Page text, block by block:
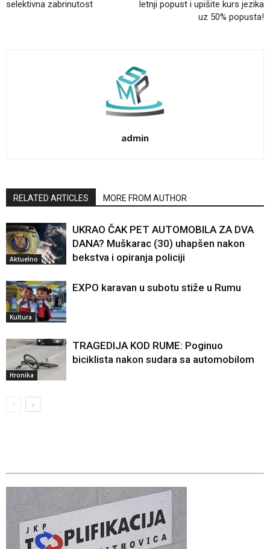
selektivna zabrinutost
letnji popust i upišite kurs jezika
uz 50% popusta!
admin
RELATED ARTICLES MORE FROM AUTHOR
Aktuelno
UKRAO ČAK PET AUTOMOBILA ZA DVA
DANA? Muškarac (30) uhapšen nakon
bekstva i opiranja policiji
Kultura
EXPO karavan u subotu stiže u Rumu
Hronika
TRAGEDIJA KOD RUME: Poginuo
biciklista nakon sudara sa automobilom